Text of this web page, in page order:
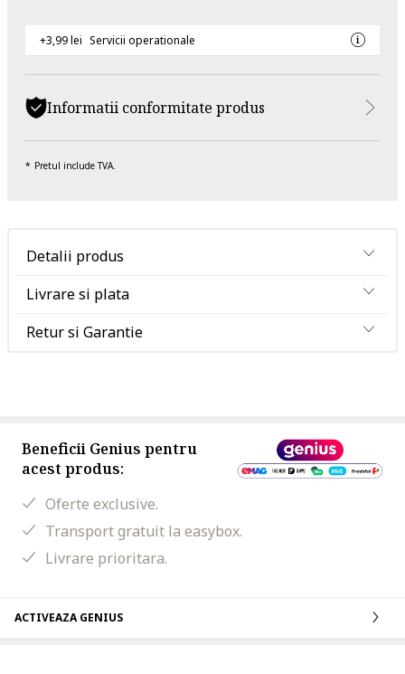
+3,99 lei Servicii operationale
Informatii conformitate produs
Pretul include TVA.
Detalii produs
Livrare si plata
Retur si Garantie
Beneficii Genius pentru
acest produs:
Oferte exclusive.
Transport gratuit la easybox.
Livrare prioritara.
ACTIVEAZA GENIUS